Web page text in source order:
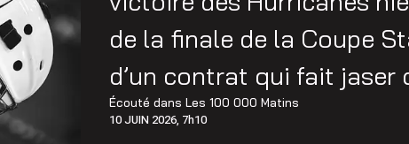
sur un an en Mauricie-et-Centre-du-Québec
de la finale de la Coupe
d’un contrat qui fait jaser
Écouté dansLes 100 000 Matins
10 JUIN 2026, 7h10